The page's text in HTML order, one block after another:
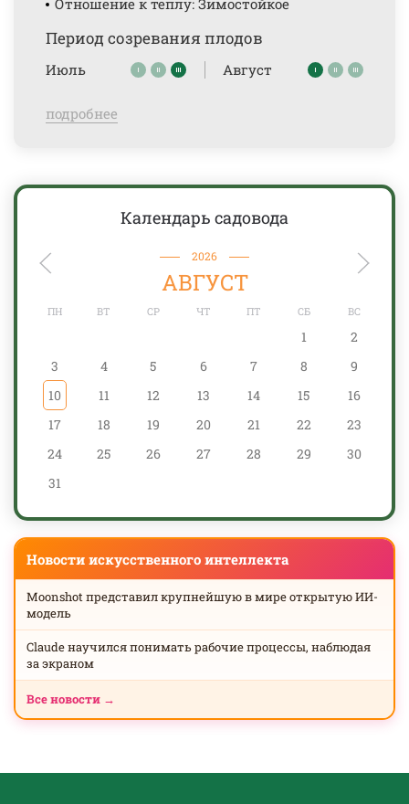
Отношение к теплу: Зимостойкое
Период созревания плодов
Июль Август
подробнее
Календарь садовода
2026
АВГУСТ
ПН ВТ СР ЧТ ПТ СБ ВС
1
2
3
4 5 6 7 8
9
10
11 12 13 14 15
16
17
18 19 20 21 22
23
24
25 26 27 28 29
30
31
Новости искусственного интеллекта
Moonshot представил крупнейшую в мире открытую ИИ-
модель
Claude научился понимать рабочие процессы, наблюдая
за экраном
Все новости →